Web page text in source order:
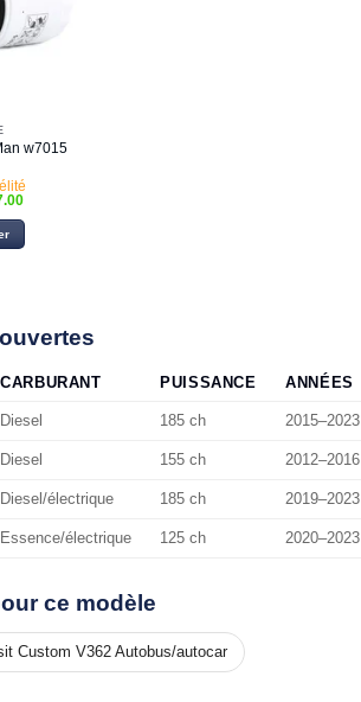
w7015
Le
actuel
est :
CARBURANT PUISSANCE ANNÉES
Diesel 185 ch 2015–2023
Diesel 155 ch 2012–2016
Diesel/électrique 185 ch 2019–2023
Essence/électrique 125 ch 2020–2023
ce modèle
Custom V362 Autobus/autocar